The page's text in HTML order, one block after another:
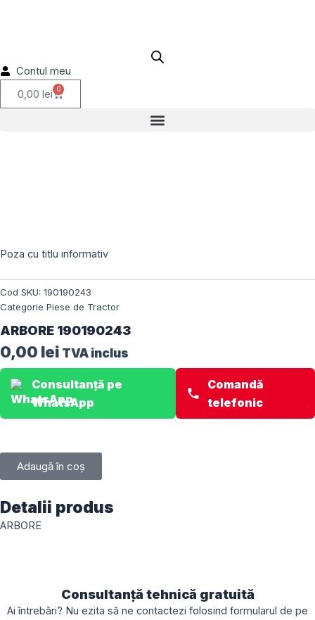
Contul meu
0,00 lei 0
Cart
Poza cu titlu informativ
Cod SKU: 190190243
Categorie Piese de Tractor
ARBORE 190190243
0,00 lei TVA inclus
Consultanță pe
WhatsApp
Comandă
telefonic
Adaugă în coș
Detalii produs
ARBORE
Consultanță tehnică gratuită
Ai întrebări? Nu ezita să ne contactezi folosind formularul de pe